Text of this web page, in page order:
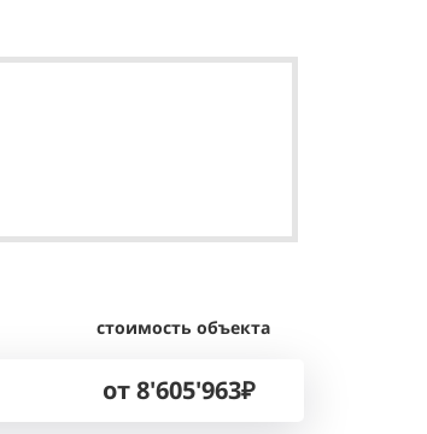
стоимость объекта
от 8'605'963₽